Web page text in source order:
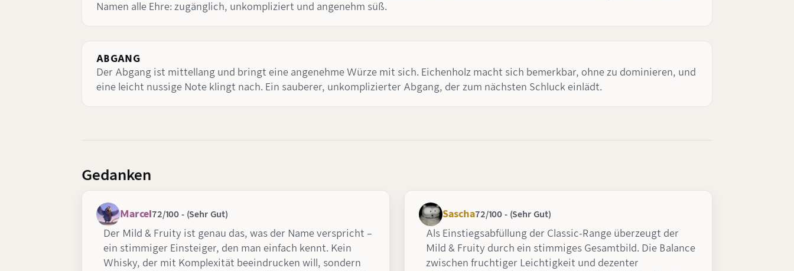
Namen alle Ehre: zugänglich, unkompliziert und angenehm süß.
ABGANG
Der Abgang ist mittellang und bringt eine angenehme Würze mit sich. Eichenholz macht sich bemerkbar, ohne zu dominieren, und
eine leicht nussige Note klingt nach. Ein sauberer, unkomplizierter Abgang, der zum nächsten Schluck einlädt.
Gedanken
Marcel72/100 - (Sehr Gut)
Der Mild & Fruity ist genau das, was der Name verspricht –
ein stimmiger Einsteiger, den man einfach kennt. Kein
Whisky, der mit Komplexität beeindrucken will, sondern
Sascha72/100 - (Sehr Gut)
Als Einstiegsabfüllung der Classic-Range überzeugt der
Mild & Fruity durch ein stimmiges Gesamtbild. Die Balance
zwischen fruchtiger Leichtigkeit und dezenter